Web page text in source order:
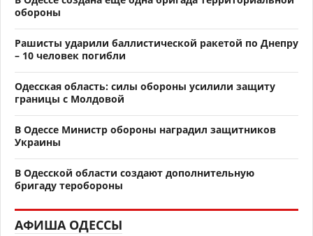
обороны
Рашисты ударили баллистической ракетой по Днепру
– 10 человек погибли
Одесская область: силы обороны усилили защиту
границы с Молдовой
В Одессе Министр обороны наградил защитников
Украины
В Одесской области создают дополнительную
бригаду теробороны
АФИША ОДЕССЫ